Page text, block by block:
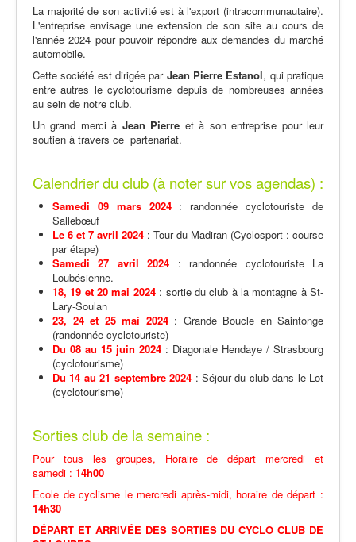
La majorité de son activité est à l'export (intracommunautaire).
L'entreprise envisage une extension de son site au cours de
l'année 2024 pour pouvoir répondre aux demandes du marché
automobile.
Cette société est dirigée par Jean Pierre Estanol, qui pratique
entre autres le cyclotourisme depuis de nombreuses années
au sein de notre club.
Un grand merci à Jean Pierre et à son entreprise pour leur
soutien à travers ce partenariat.
Calendrier du club (à noter sur vos agendas) :
Samedi 09 mars 2024: randonnée cyclotouriste de
Sallebœuf
Le 6 et 7 avril 2024 : Tour du Madiran (Cyclosport : course
par étape)
Samedi 27 avril 2024 : randonnée cyclotouriste La
Loubésienne.
18, 19 et 20 mai 2024: sortie du club à la montagne à St-
Lary-Soulan
23, 24 et 25 mai 2024 : Grande Boucle en Saintonge
(randonnée cyclotouriste)
Du 08 au 15 juin 2024 : Diagonale Hendaye / Strasbourg
(cyclotourisme)
Du 14 au 21 septembre 2024 : Séjour du club dans le Lot
(cyclotourisme)
Sorties club de la semaine :
Pour tous les groupes, Horaire de départ mercredi et
samedi : 14h00
Ecole de cyclisme le mercredi après-midi, horaire de départ :
14h30
DÉPART ET ARRIVÉE DES SORTIES DU CYCLO CLUB DE